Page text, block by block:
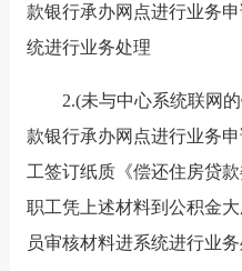
款银行承办网点进行业务
统进行业务处理
2.(未与中心系统联网
款银行承办网点进行业务
工签订纸质《偿还住房贷
职工凭上述材料到公积金
员审核材料进系统进行业